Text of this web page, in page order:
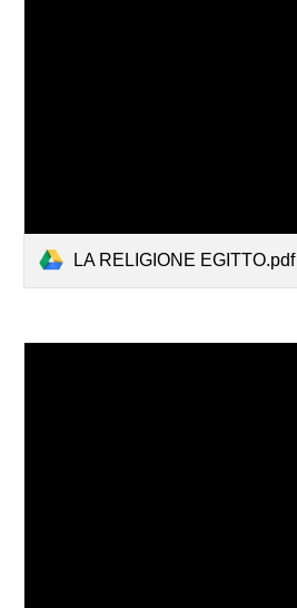
LA RELIGIONE EGITTO.pdf